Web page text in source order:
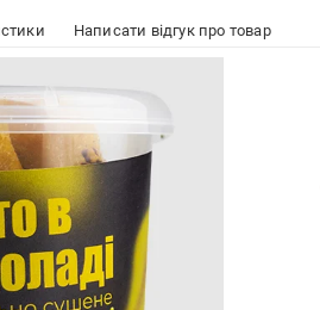
Написати відгук про товар